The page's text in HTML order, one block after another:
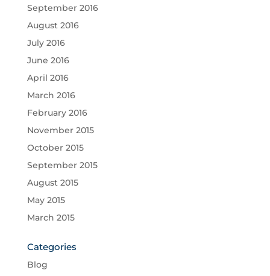
September 2016
August 2016
July 2016
June 2016
April 2016
March 2016
February 2016
November 2015
October 2015
September 2015
August 2015
May 2015
March 2015
Categories
Blog